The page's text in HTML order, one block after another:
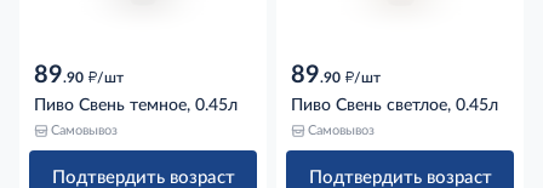
89.90 д/шт
Пиво Свень темное, 0.45л
Самовывоз
Подтвердить возраст
89.90 д/шт
Пиво Свень светлое, 0.45л
Самовывоз
Подтвердить возраст